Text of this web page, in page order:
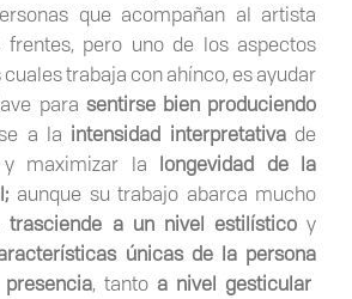
que acompañan al artista
frentes, pero uno de los aspectos
trabaja con ahínco, es ayudar
para sentirse bien produciendo
a la intensidad interpretativade
y maximizar la longevidad de la
aunque su trabajo abarca mucho
trasciende a un nivel estilísticoy
únicas de la persona
presencia, tanto a nivel gesticular